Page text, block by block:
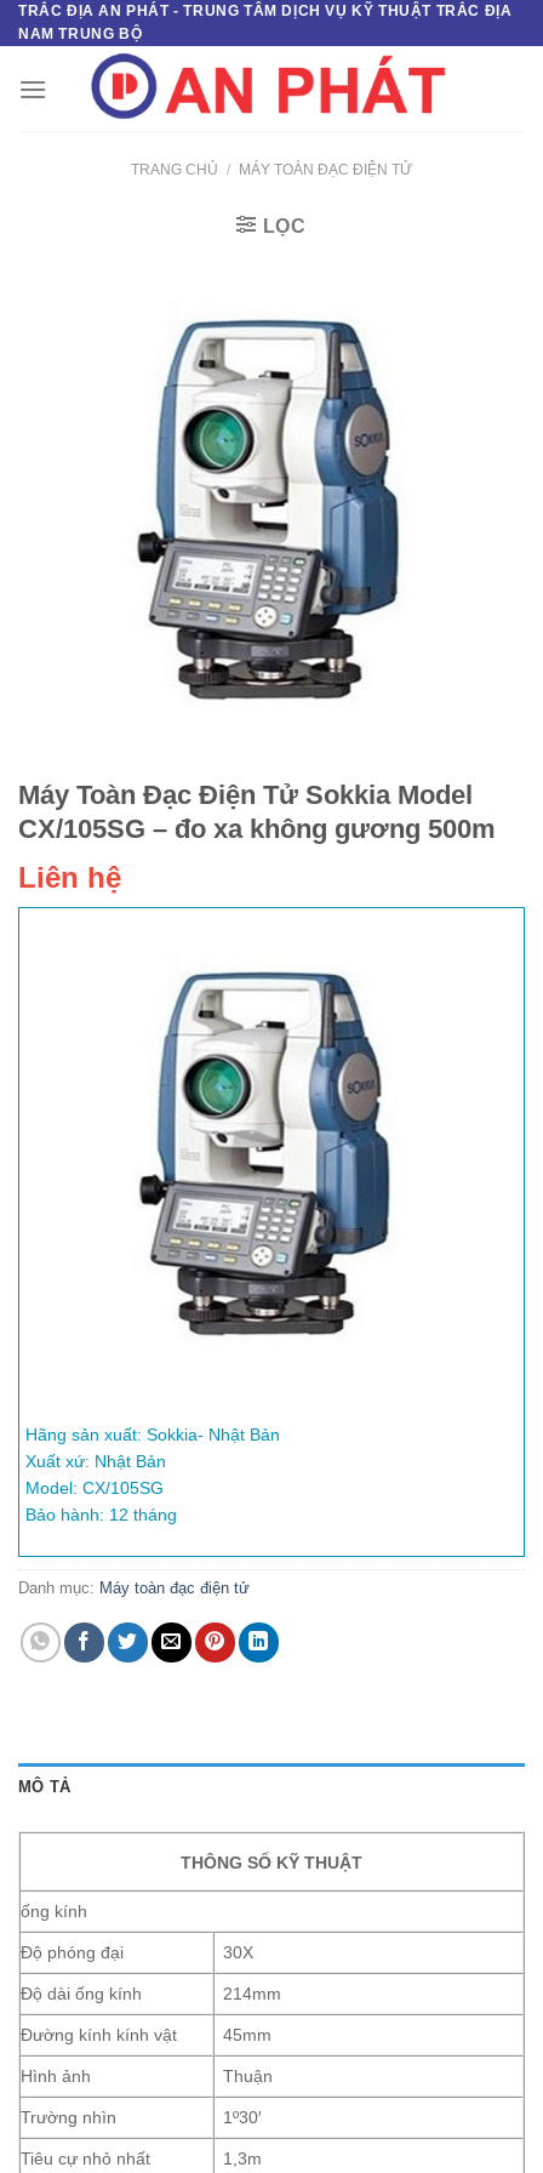
Skip
to
TRẮC ĐỊA AN PHÁT - TRUNG TÂM DỊCH VỤ KỸ THUẬT TRẮC ĐỊA
NAM TRUNG BỘ
TRANG CHỦ / MÁY TOÀN ĐẠC ĐIỆN TỬ
LỌC
Máy Toàn Đạc Điện Tử Sokkia Model
CX/105SG – đo xa không gương 500m
Liên hệ
Hãng sản xuất: Sokkia- Nhật Bản
Xuất xứ: Nhật Bản
Model: CX/105SG
Bảo hành: 12 tháng
Danh mục: Máy toàn đạc điện tử
MÔ TẢ
THÔNG SỐ KỸ THUẬT
ống kính
Độ phóng đại 30X
Độ dài ống kính 214mm
Đường kính kính vật 45mm
Hình ảnh Thuận
Trường nhìn 1º30′
Tiêu cự nhỏ nhất 1,3m